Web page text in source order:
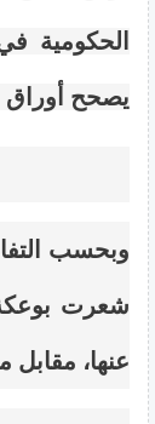
الحكومية
يصحح أوراق
وبحسب
شعرت
عنها، مقابل مبلغ 5000